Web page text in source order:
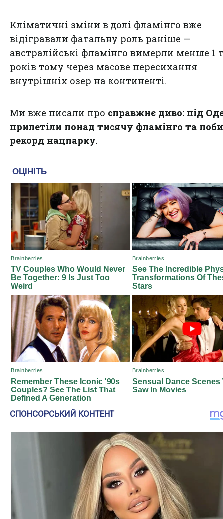
Кліматичні зміни в долі фламінго вже
відігравали фатальну роль раніше —
австралійські фламінго вимерли менше 1
років тому через масове пересихання
внутрішніх озер на континенті.
Ми вже писали про справжнє диво: під
прилетіли понад тисячу фламінго та
рекорд нацпарку.